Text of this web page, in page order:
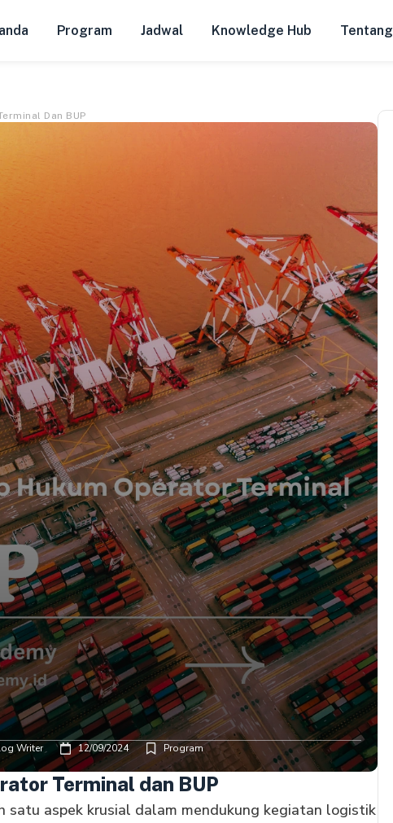
Program Jadwal Knowledge Hub Tentang
Dan BUP
Writer 12/09/2024 Program
Terminal dan BUP
satu aspek krusial dalam mendukung kegiatan logistik